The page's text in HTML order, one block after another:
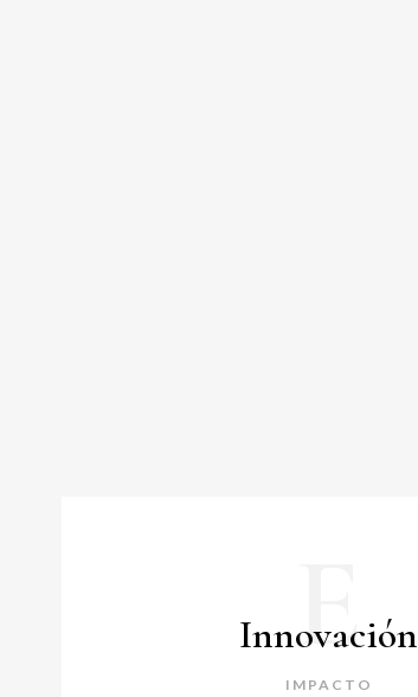
E
Innovación
IMPACTO